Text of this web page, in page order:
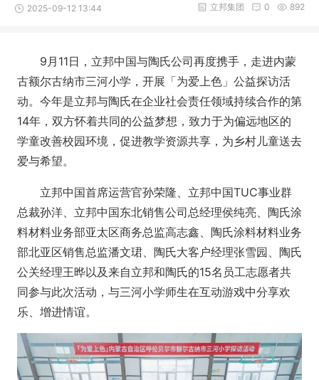
2025-09-12 13:44 892
0
立邦集团
9月11日，立邦中国与陶氏公司再度携手，走进内蒙
古额尔古纳市三河小学，开展「为爱上色」公益探访活
动。今年是立邦与陶氏在企业社会责任领域持续合作的第
14年，双方怀着共同的公益梦想，致力于为偏远地区的
学童改善校园环境，促进教学资源共享，为乡村儿童送去
爱与希望。
立邦中国首席运营官孙荣隆、立邦中国TUC事业群
总裁孙洋、立邦中国东北销售公司总经理侯纯亮、陶氏涂
料材料业务部亚太区商务总监高志鑫、陶氏涂料材料业务
部北亚区销售总监潘文珺、陶氏大客户经理张雪园、陶氏
公关经理王晔以及来自立邦和陶氏的15名员工志愿者共
同参与此次活动，与三河小学师生在互动游戏中分享欢
乐、增进情谊。